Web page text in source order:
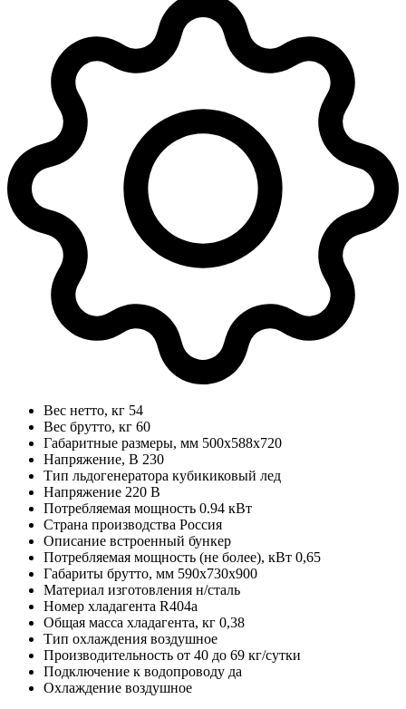
Вес нетто, кг 54
Вес брутто, кг 60
Габаритные размеры, мм 500х588х720
Напряжение, В 230
Тип льдогенератора кубикиковый лед
Напряжение 220 В
Потребляемая мощность 0.94 кВт
Страна производства Россия
Описание встроенный бункер
Потребляемая мощность (не более), кВт 0,65
Габариты брутто, мм 590х730х900
Материал изготовления н/сталь
Номер хладагента R404a
Общая масса хладагента, кг 0,38
Тип охлаждения воздушное
Производительность от 40 до 69 кг/сутки
Подключение к водопроводу да
Охлаждение воздушное